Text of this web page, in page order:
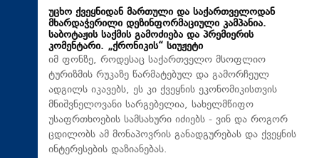
უცხო ქვეყნიდან მართული და საქართველოდან
მხარდაჭერილი დეზინფორმაციული კამპანია.
საბოტაჟის საქმის გამოძიება და პრემიერის
კომენტარი. „ქრონიკის“ სიუჟეტი
იმ ფონზე, როდესაც საქართველო მსოფლიო
ტურიზმის რუკაზე წარმატებულ და გამორჩეულ
ადგილს იკავებს, ეს კი ქვეყნის ეკონომიკისთვის
მნიშვნელოვანი სარგებელია, სახელმწიფო
უსაფრთხოების სამსახური იძიებს - ვინ და როგორ
ცდილობს ამ მონაპოვრის განადგურებას და ქვეყნის
ინტერესების დაზიანებას.